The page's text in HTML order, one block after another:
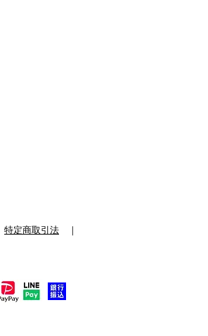
特定商取引法 ｜